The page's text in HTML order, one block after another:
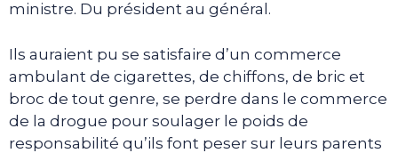
ministre. Du président au général.
Ils auraient pu se satisfaire d’un commerce
ambulant de cigarettes, de chiffons, de bric et
broc de tout genre, se perdre dans le commerce
de la drogue pour soulager le poids de
responsabilité qu’ils font peser sur leurs parents